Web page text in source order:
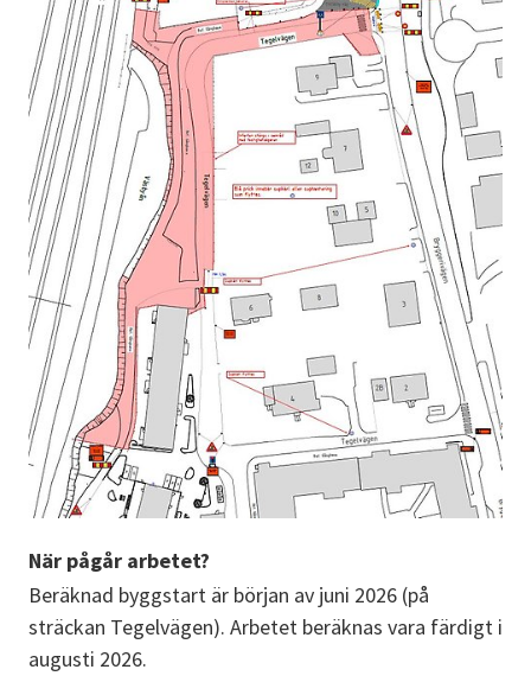
När pågår arbetet?
Beräknad byggstart är början av juni 2026 (på
sträckan Tegelvägen). Arbetet beräknas vara färdigt i
augusti 2026.